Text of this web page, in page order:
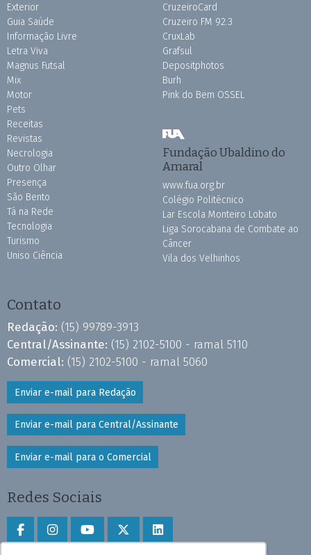
Exterior
Guia Saúde
Informação Livre
Letra Viva
Magnus Futsal
Mix
Motor
Pets
Receitas
Revistas
Necrologia
Outro Olhar
Presença
São Bento
Tá na Rede
Tecnologia
Turismo
Uniso Ciência
CruzeiroCard
Cruzeiro FM 92.3
CruxLab
Grafsul
Depositphotos
Burh
Pink do Bem OSSEL
Fundação Ubaldino do
Amaral
www.fua.org.br
Colégio Politécnico
Lar Escola Monteiro Lobato
Liga Sorocabana de Combate ao
Câncer
Vila dos Velhinhos
Contato
Redação: (15) 99789-3913
Central/Assinante: (15) 2102-5100 - ramal 5110
Comercial: (15) 2102-5100 - ramal 5060
Enviar e-mail para Redação
Enviar e-mail para Central/Assinante
Enviar e-mail para o Comercial
Redes Sociais